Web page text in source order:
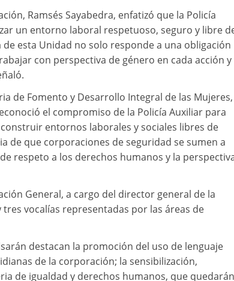
Ramsés Sayabedra, enfatizó que la Policía
un entorno laboral respetuoso, seguro y libre
esta Unidad no solo responde a una obligación
con perspectiva de género en cada acción y
de Fomento y Desarrollo Integral de las Mujeres,
el compromiso de la Policía Auxiliar para
entornos laborales y sociales libres de
de que corporaciones de seguridad se sumen a
respeto a los derechos humanos y la
General, a cargo del director general de la
vocalías representadas por las áreas de
destacan la promoción del uso de lenguaje
de la corporación; la sensibilización,
de igualdad y derechos humanos, que quedarán